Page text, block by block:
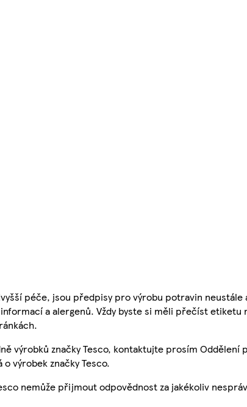
péče, jsou předpisy pro výrobu potravin neustále
a alergenů. Vždy byste si měli přečíst etiketu
výrobků značky Tesco, kontaktujte prosím Oddělení
výrobek značky Tesco.
nemůže přijmout odpovědnost za jakékoliv